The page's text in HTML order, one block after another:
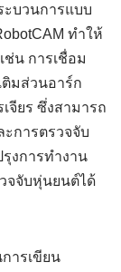
ะบวนการแบบ
ทำให้
ช่น การเชื่อม
ติมส่วนอาร์ก
จียร ซึ่งสามารถ
การตรวจจับ
งการทำงาน
จจับหุ่นยนต์ได้
ารเขียน